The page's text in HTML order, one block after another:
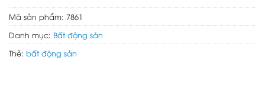
Mã sản phẩm: 7861
Danh mục: Bất động sản
Thẻ: bất động sản